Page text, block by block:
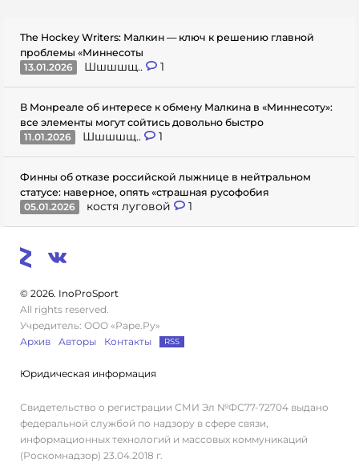
The Hockey Writers: Малкин — ключ к решению главной
проблемы «Миннесоты
13.01.2026
Шшшшщ.. 1
В Монреале об интересе к обмену Малкина в «Миннесоту»:
все элементы могут сойтись довольно быстро
11.01.2026
Шшшшщ.. 1
Финны об отказе российской лыжнице в нейтральном
статусе: наверное, опять «страшная русофобия
05.01.2026
костя луговой 1
© 2026. InoProSport
All rights reserved.
Учредитель: ООО «Раре.Ру»
Архив
Авторы Контакты RSS
Юридическая информация
Свидетельство о регистрации СМИ Эл №ФС77-72704 выдано
федеральной службой по надзору в сфере связи,
информационных технологий и массовых коммуникаций
(Роскомнадзор) 23.04.2018 г.